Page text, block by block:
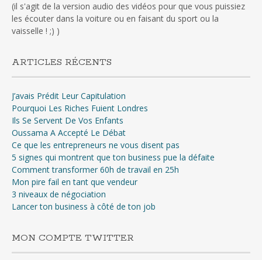
(il s'agit de la version audio des vidéos pour que vous puissiez
les écouter dans la voiture ou en faisant du sport ou la
vaisselle ! ;) )
ARTICLES RÉCENTS
J’avais Prédit Leur Capitulation
Pourquoi Les Riches Fuient Londres
Ils Se Servent De Vos Enfants
Oussama A Accepté Le Débat
Ce que les entrepreneurs ne vous disent pas
5 signes qui montrent que ton business pue la défaite
Comment transformer 60h de travail en 25h
Mon pire fail en tant que vendeur
3 niveaux de négociation
Lancer ton business à côté de ton job
MON COMPTE TWITTER